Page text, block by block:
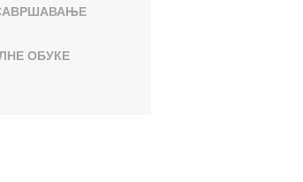
ОБУКЕ